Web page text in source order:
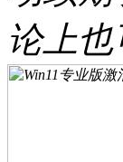
论上